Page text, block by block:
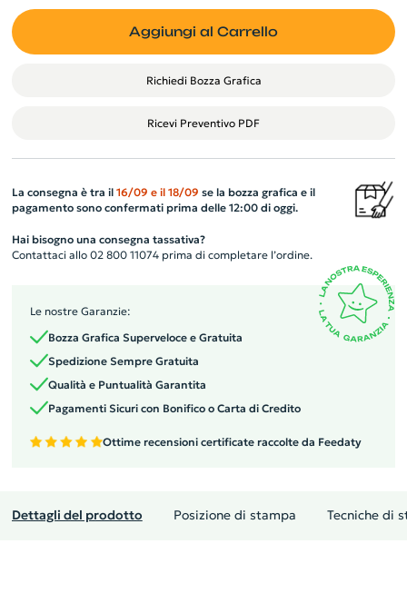
Aggiungi al Carrello
Richiedi Bozza Grafica
Ricevi Preventivo PDF
La consegna è tra il 16/09 e il 18/09 se la bozza grafica e il
pagamento sono confermati prima delle 12:00 di oggi.
Hai bisogno una consegna tassativa?
Contattaci allo 02 800 11074 prima di completare l’ordine.
Le nostre Garanzie:
Bozza Grafica Superveloce e Gratuita
Spedizione Sempre Gratuita
Qualità e Puntualità Garantita
Pagamenti Sicuri con Bonifico o Carta di Credito
Ottime recensioni certificate raccolte da Feedaty
Dettagli del prodotto Posizione di stampa Tecniche di